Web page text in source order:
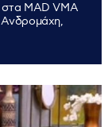
στα MAD VMA
Ανδρομάχη,